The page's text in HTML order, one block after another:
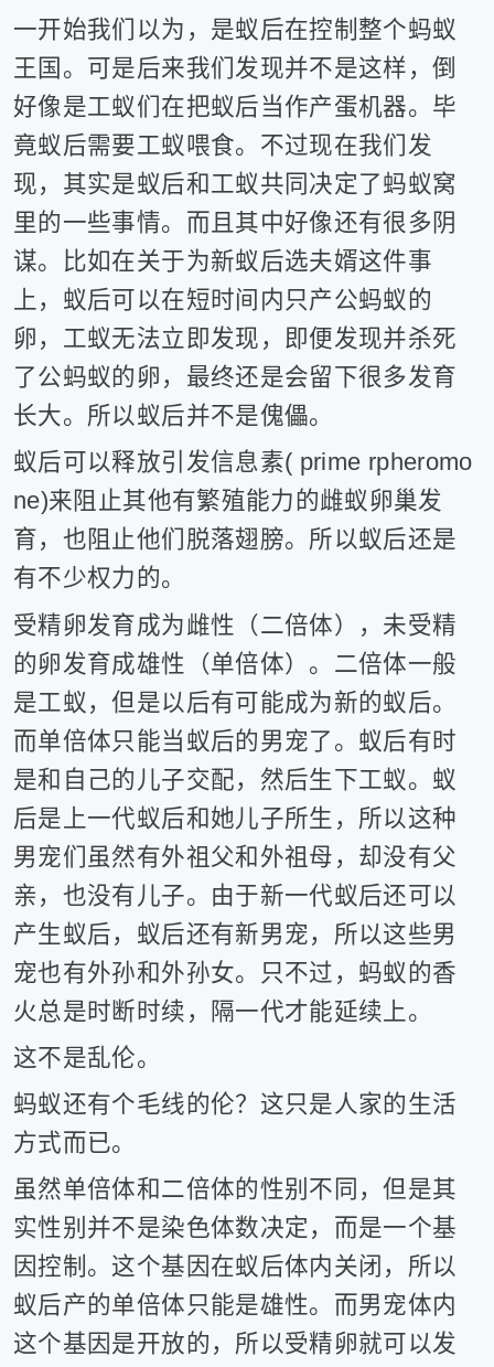
一开始我们以为，是蚁后在控制整个蚂蚁
王国。可是后来我们发现并不是这样，倒
好像是工蚁们在把蚁后当作产蛋机器。毕
竟蚁后需要工蚁喂食。不过现在我们发
现，其实是蚁后和工蚁共同决定了蚂蚁窝
里的一些事情。而且其中好像还有很多阴
谋。比如在关于为新蚁后选夫婿这件事
上，蚁后可以在短时间内只产公蚂蚁的
卵，工蚁无法立即发现，即便发现并杀死
了公蚂蚁的卵，最终还是会留下很多发育
长大。所以蚁后并不是傀儡。
蚁后可以释放引发信息素( prime rpheromo
ne)来阻止其他有繁殖能力的雌蚁卵巢发
育，也阻止他们脱落翅膀。所以蚁后还是
有不少权力的。
受精卵发育成为雌性（二倍体），未受精
的卵发育成雄性（单倍体）。二倍体一般
是工蚁，但是以后有可能成为新的蚁后。
而单倍体只能当蚁后的男宠了。蚁后有时
是和自己的儿子交配，然后生下工蚁。蚁
后是上一代蚁后和她儿子所生，所以这种
男宠们虽然有外祖父和外祖母，却没有父
亲，也没有儿子。由于新一代蚁后还可以
产生蚁后，蚁后还有新男宠，所以这些男
宠也有外孙和外孙女。只不过，蚂蚁的香
火总是时断时续，隔一代才能延续上。
这不是乱伦。
蚂蚁还有个毛线的伦？这只是人家的生活
方式而已。
虽然单倍体和二倍体的性别不同，但是其
实性别并不是染色体数决定，而是一个基
因控制。这个基因在蚁后体内关闭，所以
蚁后产的单倍体只能是雄性。而男宠体内
这个基因是开放的，所以受精卵就可以发